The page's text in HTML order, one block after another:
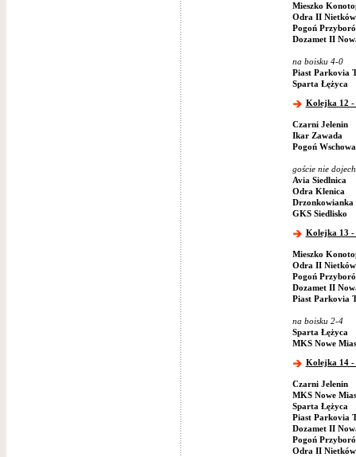
Mieszko
Odra II Nietków
Pogoń
Dozamet II
na boisku 4-0
Piast Parkovia
Sparta Łężyca
Kolejka 12 -
Czarni Jelenin
Ikar Zawada
Pogoń Wschowa
goście nie
Avia Siedlnica
Odra Klenica
Drzonkowianka
GKS Siedlisko
Kolejka 13 -
Mieszko
Odra II Nietków
Pogoń
Dozamet II
Piast Parkovia
na boisku 2-4
Sparta Łężyca
MKS Nowe
Kolejka 14 -
Czarni Jelenin
MKS Nowe
Sparta Łężyca
Piast Parkovia
Dozamet II
Pogoń
Odra II Nietków